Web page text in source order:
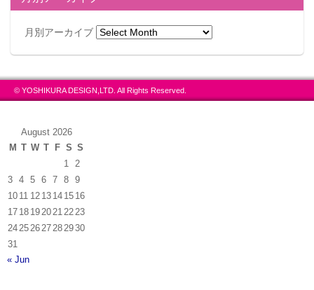
月別アーカイブ
© YOSHIKURA DESIGN,LTD. All Rights Reserved.
August 2026
M T W T F S S
1
2
3
4 5 6 7 8
9
10 11 12 13 14 15 16
17 18 19 20 21 22 23
24 25 26 27 28 2930
31
« Jun